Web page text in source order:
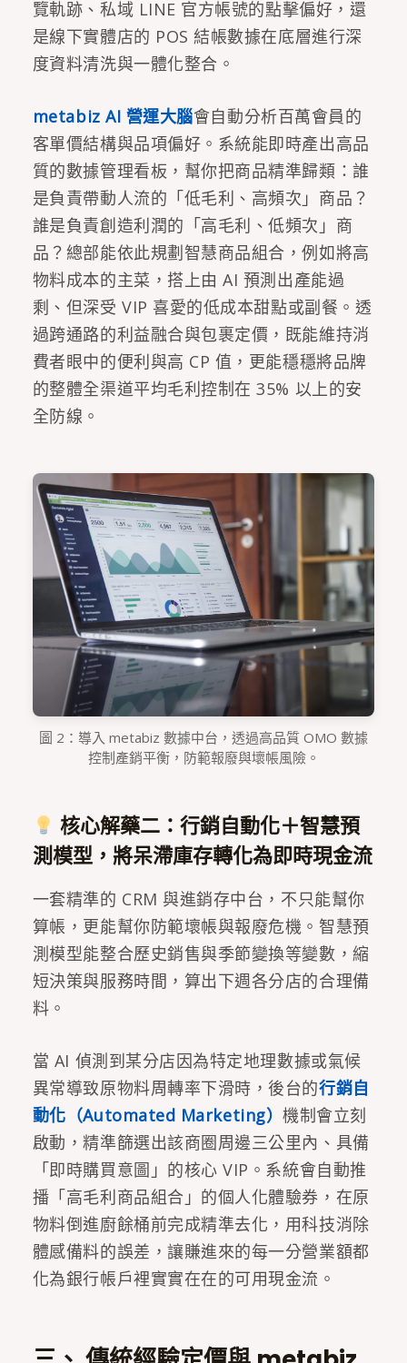
覽軌跡、私域 LINE 官方帳號的點擊偏好，還
是線下實體店的 POS 結帳數據在底層進行深
度資料清洗與一體化整合。
metabiz AI 營運大腦會自動分析百萬會員的
客單價結構與品項偏好。系統能即時產出高品
質的數據管理看板，幫你把商品精準歸類：誰
是負責帶動人流的「低毛利、高頻次」商品？
誰是負責創造利潤的「高毛利、低頻次」商
品？總部能依此規劃智慧商品組合，例如將高
物料成本的主菜，搭上由 AI 預測出產能過
剩、但深受 VIP 喜愛的低成本甜點或副餐。透
過跨通路的利益融合與包裹定價，既能維持消
費者眼中的便利與高 CP 值，更能穩穩將品牌
的整體全渠道平均毛利控制在 35% 以上的安
全防線。
圖 2：導入 metabiz 數據中台，透過高品質 OMO 數據
控制產銷平衡，防範報廢與壞帳風險。
核心解藥二：行銷自動化＋智慧預
測模型，將呆滯庫存轉化為即時現金流
一套精準的 CRM 與進銷存中台，不只能幫你
算帳，更能幫你防範壞帳與報廢危機。智慧預
測模型能整合歷史銷售與季節變換等變數，縮
短決策與服務時間，算出下週各分店的合理備
料。
當 AI 偵測到某分店因為特定地理數據或氣候
異常導致原物料周轉率下滑時，後台的行銷自
動化（Automated Marketing）機制會立刻
啟動，精準篩選出該商圈周邊三公里內、具備
「即時購買意圖」的核心 VIP。系統會自動推
播「高毛利商品組合」的個人化體驗券，在原
物料倒進廚餘桶前完成精準去化，用科技消除
體感備料的誤差，讓賺進來的每一分營業額都
化為銀行帳戶裡實實在在的可用現金流。